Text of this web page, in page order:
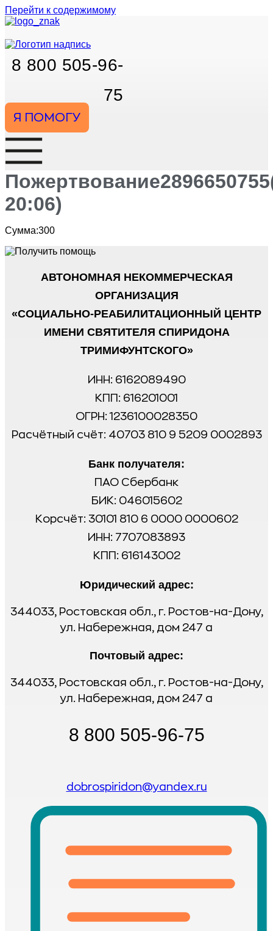
Перейти к содержимому
8 800 505-96-
75
Я ПОМОГУ
20:06)
Сумма:300
АВТОНОМНАЯ НЕКОММЕРЧЕСКАЯ
ОРГАНИЗАЦИЯ
«СОЦИАЛЬНО-РЕАБИЛИТАЦИОННЫЙ ЦЕНТР
ИМЕНИ СВЯТИТЕЛЯ СПИРИДОНА
ТРИМИФУНТСКОГО»
ИНН: 6162089490
КПП: 616201001
ОГРН: 1236100028350
Расчётный счёт: 40703 810 9 5209 0002893
Банк получателя:
ПАО Сбербанк
БИК: 046015602
Корсчёт: 30101 810 6 0000 0000602
ИНН: 7707083893
КПП: 616143002
Юридический адрес:
344033, Ростовская обл., г. Ростов-на-Дону,
ул. Набережная, дом 247 а
Почтовый адрес:
344033, Ростовская обл., г. Ростов-на-Дону,
ул. Набережная, дом 247 а
8 800 505-96-75
dobrospiridon@yandex.ru